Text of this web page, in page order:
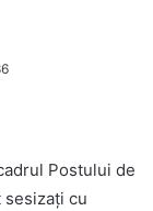
Postului de
sesizați cu